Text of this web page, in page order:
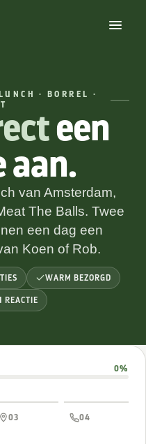
· BORREL ·
een
aan.
van Amsterdam,
The Balls. Twee
een dag een
Koen of Rob.
WARM BEZORGD
REACTIE
0%
03 04